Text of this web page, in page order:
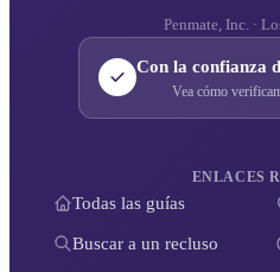
Penmate, Inc. ·
Con la confianza
Vea cómo
ENLACES
Todas las guías
Buscar a un recluso